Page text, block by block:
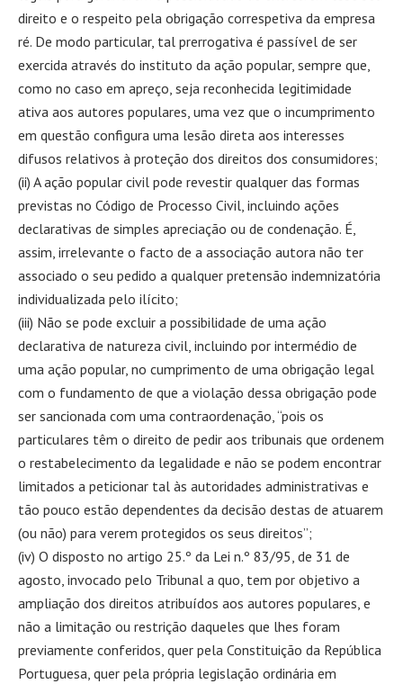
direito e o respeito pela obrigação correspetiva da empresa
ré. De modo particular, tal prerrogativa é passível de ser
exercida através do instituto da ação popular, sempre que,
como no caso em apreço, seja reconhecida legitimidade
ativa aos autores populares, uma vez que o incumprimento
em questão configura uma lesão direta aos interesses
difusos relativos à proteção dos direitos dos consumidores;
(ii) A ação popular civil pode revestir qualquer das formas
previstas no Código de Processo Civil, incluindo ações
declarativas de simples apreciação ou de condenação. É,
assim, irrelevante o facto de a associação autora não ter
associado o seu pedido a qualquer pretensão indemnizatória
individualizada pelo ilícito;
(iii) Não se pode excluir a possibilidade de uma ação
declarativa de natureza civil, incluindo por intermédio de
uma ação popular, no cumprimento de uma obrigação legal
com o fundamento de que a violação dessa obrigação pode
ser sancionada com uma contraordenação, “pois os
particulares têm o direito de pedir aos tribunais que ordenem
o restabelecimento da legalidade e não se podem encontrar
limitados a peticionar tal às autoridades administrativas e
tão pouco estão dependentes da decisão destas de atuarem
(ou não) para verem protegidos os seus direitos”;
(iv) O disposto no artigo 25.º da Lei n.º 83/95, de 31 de
agosto, invocado pelo Tribunal a quo, tem por objetivo a
ampliação dos direitos atribuídos aos autores populares, e
não a limitação ou restrição daqueles que lhes foram
previamente conferidos, quer pela Constituição da República
Portuguesa, quer pela própria legislação ordinária em